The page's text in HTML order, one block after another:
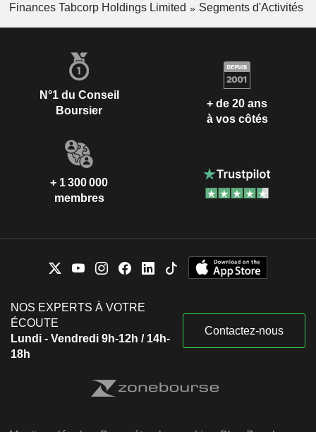
Finances Tabcorp Holdings Limited
Segments d'Activités
N°1 du Conseil
Boursier
+ de 20 ans
à vos côtés
+ 1 300 000
membres
NOS EXPERTS À VOTRE
ÉCOUTE
Lundi - Vendredi 9h-12h / 14h-
18h
Contactez-nous